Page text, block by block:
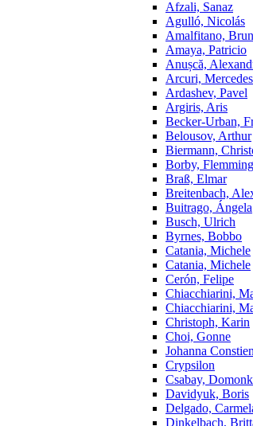
Afzali, Sanaz
Agulló, Nicolás
Amalfitano,
Amaya, Patricio
Anușcă,
Arcuri, Mercedes
Ardashev, Pavel
Argiris, Aris
Becker-Urban,
Belousov, Arthur
Biermann,
Borby, Flemming
Braß, Elmar
Breitenbach,
Buitrago, Ángela
Busch, Ulrich
Byrnes, Bobbo
Catania, Michele
Catania, Michele
Cerón, Felipe
Chiacchiarini,
Chiacchiarini,
Christoph, Karin
Choi, Gonne
Johanna Constien
Crypsilon
Csabay,
Davidyuk, Boris
Delgado,
Dinkelbach,